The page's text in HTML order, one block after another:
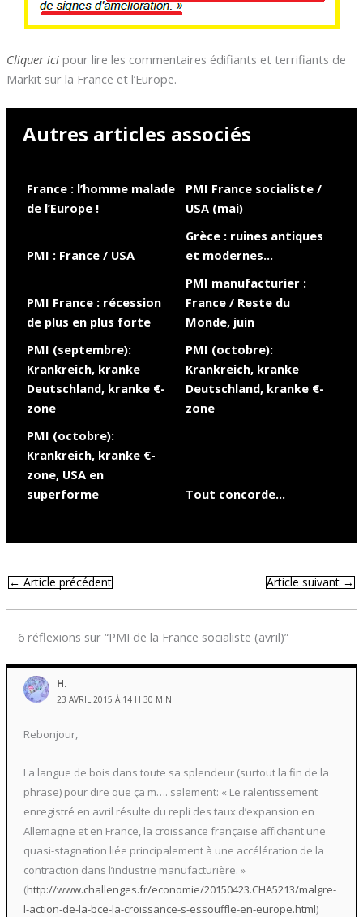
Cliquer icipour lire les commentaires édifiants et terrifiants de
Markit sur la France et l’Europe.
Autres articles associés
France : l’homme malade
de l’Europe !
PMI France socialiste /
USA (mai)
PMI : France / USA
Grèce : ruines antiques
et modernes…
PMI France : récession
de plus en plus forte
PMI manufacturier :
France / Reste du
Monde, juin
PMI (septembre):
Krankreich, kranke
Deutschland, kranke €-
zone
PMI (octobre):
Krankreich, kranke
Deutschland, kranke €-
zone
PMI (octobre):
Krankreich, kranke €-
zone, USA en
superforme
Tout concorde…
←Article précédent Article suivant→
6 réflexions sur “PMI de la France socialiste (avril)”
H.
23 AVRIL 2015 À 14 H 30 MIN
Rebonjour,
La langue de bois dans toute sa splendeur (surtout la fin de la
phrase) pour dire que ça m…. salement: « Le ralentissement
enregistré en avril résulte du repli des taux d’expansion en
Allemagne et en France, la croissance française affichant une
quasi-stagnation liée principalement à une accélération de la
contraction dans l’industrie manufacturière. »
(http://www.challenges.fr/economie/20150423.CHA5213/malgre-
l-action-de-la-bce-la-croissance-s-essouffle-en-europe.html)